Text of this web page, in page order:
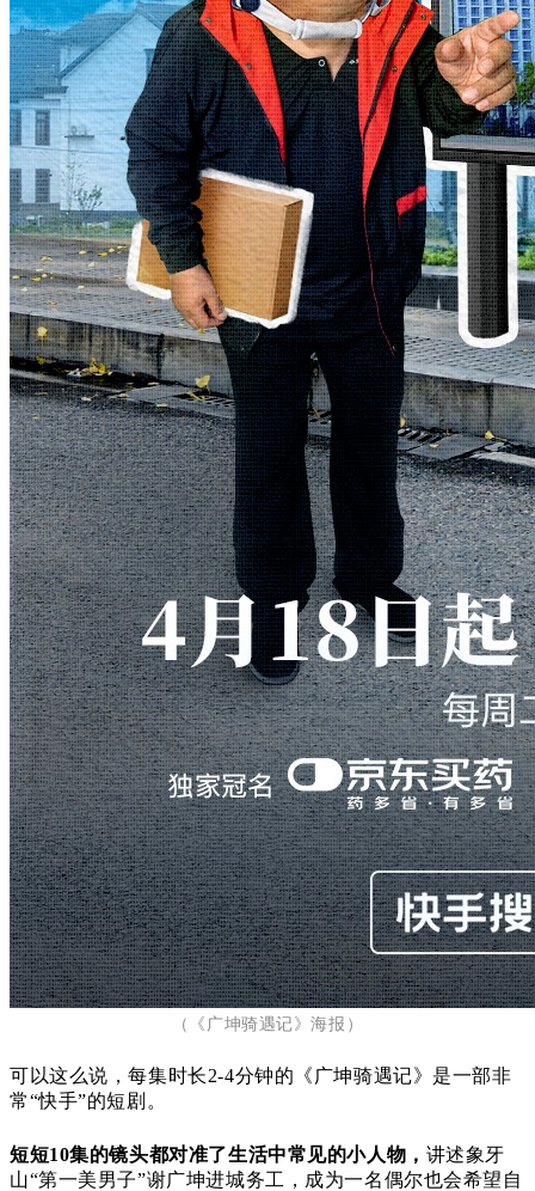
（《广坤骑遇记》海报）
可以这么说，每集时长2-4分钟的 《广坤骑遇记》是一部非
常“快手”的短剧。
短短10集的镜头都对准了生活中常见的小人物， 讲述象牙
山“第一美男子”谢广坤进城务工，成为一名偶尔也会希望自